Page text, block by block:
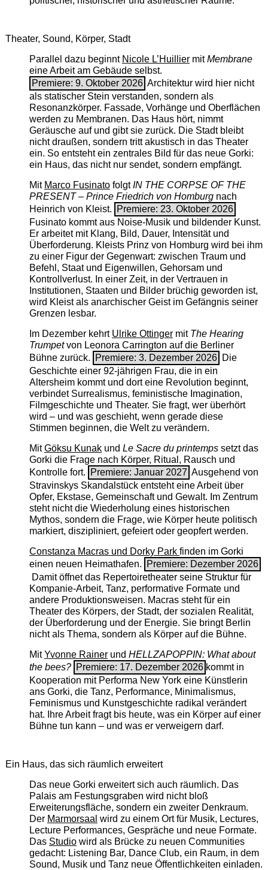
Theater, Sound, Körper, Stadt
Parallel dazu beginnt Nicole L’Huilliermit ­Membrane
eine Arbeit am Gebäude selbst.
Premiere: 9. Oktober 2026 Architektur wird hier nicht
als statischer Stein verstanden, sondern als
Resonanzkörper. Fassade, Vorhänge und Oberflächen
werden zu Membranen. Das Haus hört, nimmt
Geräusche auf und gibt sie zurück. Die Stadt bleibt
nicht draußen, sondern tritt akustisch in das Theater
ein. So entsteht ein zentrales Bild für das neue Gorki:
ein Haus, das nicht nur sendet, sondern empfängt.
Mit Marco FusinatofolgtIN THE CORPSE OF THE
PRESENT – Prince Friedrich von Homburgnach
Heinrich von Kleist.
Premiere: 23. Oktober 2026
Fusinato kommt aus Noise-Musik und bildender Kunst.
Er arbeitet mit Klang, Bild, Dauer, Intensität und
Überforderung. Kleists Prinz von Homburg wird bei ihm
zu einer Figur der Gegenwart: zwischen Traum und
Befehl, Staat und Eigenwillen, Gehorsam und
Kontrollverlust. In einer Zeit, in der Vertrauen in
Institutionen, Staaten und Bilder brüchig geworden ist,
wird Kleist als anarchischer Geist im Gefängnis seiner
Grenzen lesbar.
Im Dezember kehrt Ulrike Ottingermit The ­Hearing
Trumpetvon Leonora Carrington auf die Berliner
Bühne zurück.
Premiere: 3. Dezember 2026 Die
Geschichte einer 92-jährigen Frau, die in ein
Altersheim kommt und dort eine Revolution beginnt,
verbindet Surrealismus, feministische Imagination,
Filmgeschichte und Theater. Sie fragt, wer überhört
wird – und was geschieht, wenn gerade diese
Stimmen beginnen, die Welt zu verändern.
MitGöksu Kunakund Le Sacre du printempssetzt das
Gorki die Frage nach Körper, Ritual, Rausch und
Kontrolle fort.
Premiere: Januar 2027 Ausgehend von
Stravinskys Skandalstück entsteht eine Arbeit über
Opfer, Ekstase, Gemeinschaft und Gewalt. Im Zentrum
steht nicht die Wiederholung eines historischen
Mythos, sondern die Frage, wie Körper heute politisch
markiert, diszipliniert, gefeiert oder geopfert werden.
Constanza Macras und Dorky Park finden im Gorki
einen neuen Heimathafen.
Premiere: Dezember 2026
Damit öffnet das Repertoiretheater seine Struktur für
Kompanie-Arbeit, Tanz, performative Formate und
andere Produktionsweisen. Macras steht für ein
Theater des Körpers, der Stadt, der sozialen Realität,
der Überforderung und der Energie. Sie bringt Berlin
nicht als Thema, sondern als Körper auf die Bühne.
MitYvonne Rainerund HELLZAPOPPIN: What about
the bees? Premiere: 17. Dezember 2026 kommt in
Kooperation mit Performa New York eine Künstlerin
ans Gorki, die Tanz, Performance, Minimalismus,
Feminismus und Kunstgeschichte radikal verändert
hat. Ihre Arbeit fragt bis heute, was ein Körper auf einer
Bühne tun kann – und was er verweigern darf.
Ein Haus, das sich räumlich erweitert
Das neue Gorki erweitert sich auch räumlich. Das
Palais am Festungsgraben wird nicht bloß
Erweiterungsfläche, sondern ein zweiter Denkraum.
Der Marmorsaal wird zu einem Ort für Musik, Lectures,
Lecture Performances, Gespräche und neue Formate.
Das Studiowird als Brücke zu neuen Communities
gedacht: Listening Bar, Dance Club, ein Raum, in dem
Sound, Musik und Tanz neue Öffentlichkeiten einladen.